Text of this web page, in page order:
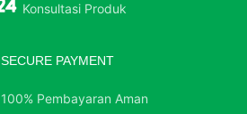
Konsultasi Produk
SECURE PAYMENT
100% Pembayaran Aman